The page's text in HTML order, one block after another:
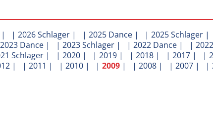
| | 2026 Schlager | | 2025 Dance | | 2025 Schlager |
2023 Dance | | 2023 Schlager | | 2022 Dance | |
Schlager | | 2020 | | 2019 | | 2018 | | 2017 | |
| | 2011 | | 2010 | | 2009 | | 2008 | | 2007 | |